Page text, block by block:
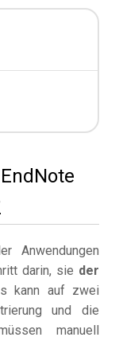
Anwendungen
darin, sie der
kann auf zwei
und die
manuell